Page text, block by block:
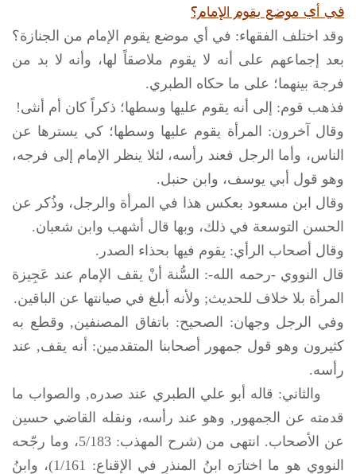
في أي موضع يقوم الإمام؟
وقد اختلف الفقهاء: في أي موضع يقوم الإمام من الجنازة؟
بعد إجماعهم على أنه لا يقوم ملاصقاً لها، وأنه لا بد من
فرجة بينهما؛ على ما حكاه الطبري.
فذهب قوم: إلى أنه يقوم عليها وسطها؛ ذكراً كان أم أنثى!
وقال آخرون: المرأة يقوم عليها وسطها؛ كي يسترها عن
الناس، وأما الرجل فعند رأسه، لئلا ينظر الإمام إلى فرجه،
وهو قول أبي يوسف، وابن حنبل.
وقال ابن مسعود بعكس هذا في المرأة والرجل، وذُكر عن
الحسن التوسعة في ذلك، وبها قال أشهب وابن شعبان.
وقال أصحاب الرأي: يقوم فيها بحذاء الصدر.
قال النووي -رحمه الله-: السُّنة أنْ يقف الإمام عند عَجِيزة
المرأة بلا خلاف للحديث; ولأنه أبلغ في صيانتها عن الباقين.
وفي الرجل وجهان: الصحيح: باتفاق المصنفين, وقطع به
كثيرون وهو قول جمهور أصحابنا المتقدمين: أنه يقف, عند
رأسه.
والثاني: قاله أبو علي الطبري عند صدره, والصواب ما
قدمته عن الجمهور, وهو عند رأسه، ونقله القاضي حسين
عن الأصحاب. انتهى من (شرح المهذب: 5/183، وما رجّحه
النووي هو ما اختارَه ابنُ المنذرِ في الإقناع: 1/161)، وابنُ